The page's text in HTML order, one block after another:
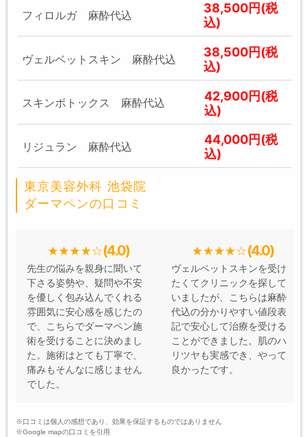
フィロルガ 麻酔代込
38,500円(税
込)
ヴェルベットスキン 麻酔代込
38,500円(税
込)
スキンボトックス 麻酔代込
42,900円(税
込)
リジュラン 麻酔代込
44,000円(税
込)
東京美容外科 池袋院
ダーマペンの口コミ
(4.0)
先生の悩みを親身に聞いて
下さる姿勢や、疑問や不安
を優しく包み込んでくれる
雰囲気に安心感を感じたの
で、こちらでダーマペン施
術を受けることに決めまし
た。施術はとても丁寧で、
痛みもそんなに感じません
でした。
(4.0)
ヴェルベットスキンを受け
たくてクリニックを探して
いましたが、こちらは麻酔
代込の分かりやすい値段表
記で安心して治療を受ける
ことができました。肌のハ
リツヤも実感でき、やって
良かったです。
※口コミは個人の感想であり、効果を保証するものではありません
※Google mapの口コミを引用